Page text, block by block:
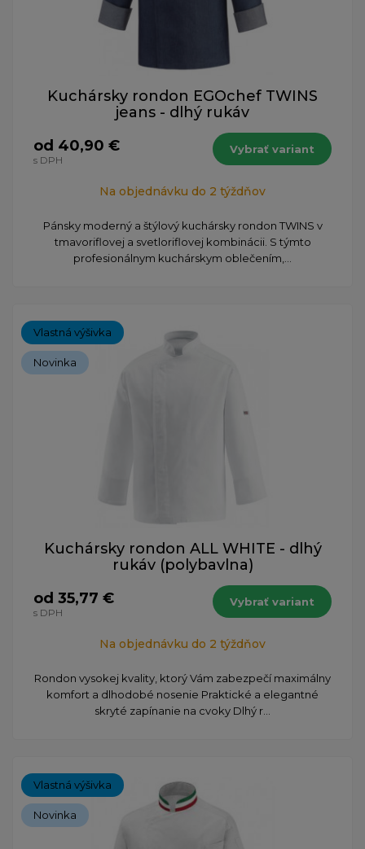
Kuchársky rondon EGOchef TWINS
jeans - dlhý rukáv
od 40,90 €
s DPH
Vybrať variant
Na objednávku do 2 týždňov
Pánsky moderný a štýlový kuchársky rondon TWINS v
tmavoriflovej a svetloriflovej kombinácii. S týmto
profesionálnym kuchárskym oblečením,...
Vlastná výšivka
Novinka
Kuchársky rondon ALL WHITE - dlhý
rukáv (polybavlna)
od 35,77 €
s DPH
Vybrať variant
Na objednávku do 2 týždňov
Rondon vysokej kvality, ktorý Vám zabezpečí maximálny
komfort a dlhodobé nosenie Praktické a elegantné
skryté zapínanie na cvoky Dlhý r...
Vlastná výšivka
Novinka